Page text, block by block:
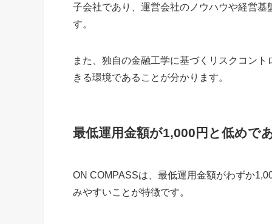
子会社であり、運営会社のノウハウや経営
す。
また、独自の金融工学に基づくリスクコン
きる環境であることが分かります。
最低運用金額が1,000円と低めで
ON COMPASSは、最低運用金額がわずか
みやすいことが特徴です。